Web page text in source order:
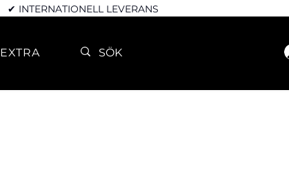
✔ INTERNATIONELL LEVERANS
EXTRA